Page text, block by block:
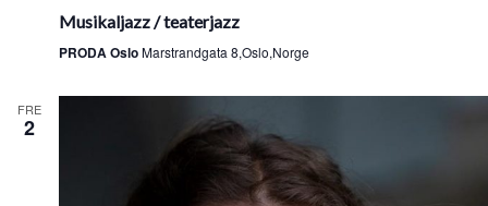
Musikaljazz / teaterjazz
PRODA OsloMarstrandgata 8,Oslo,Norge
FRE
2